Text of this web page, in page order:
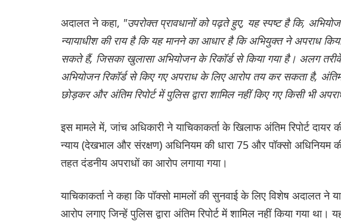
अदालत ने कहा, "उपरोक्त प्रावधानों को पढ़ते हुए, यह स्पष्ट है कि,
न्यायाधीश की राय है कि यह मानने का आधार है कि अभियुक्त ने अपराध
सकते हैं, जिसका खुलासा अभियोजन के रिकॉर्ड से किया गया है। अलग
अभियोजन रिकॉर्ड से किए गए अपराध के लिए आरोप तय कर सकता है, अंतिम
छोड़कर और अंतिम रिपोर्ट में पुलिस द्वारा शामिल नहीं किए गए किसी भी
इस मामले में, जांच अधिकारी ने याचिकाकर्ता के खिलाफ अंतिम रिपोर्ट
न्याय (देखभाल और संरक्षण) अधिनियम की धारा 75 और पॉक्सो
तहत दंडनीय अपराधों का आरोप लगाया गया।
याचिकाकर्ता ने कहा कि पॉक्सो मामलों की सुनवाई के लिए विशेष अदालत ने
आरोप लगाए जिन्हें पुलिस द्वारा अंतिम रिपोर्ट में शामिल नहीं किया गया था।